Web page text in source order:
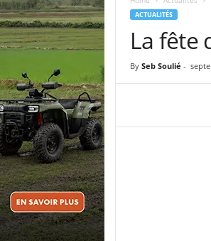
ACTUALITÉS
La fête
By Seb Soulié -